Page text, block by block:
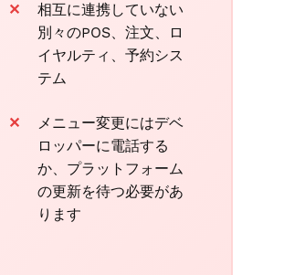
相互に連携していない
別々のPOS、注文、ロ
イヤルティ、予約シス
テム
メニュー変更にはデベ
ロッパーに電話する
か、プラットフォーム
の更新を待つ必要があ
ります